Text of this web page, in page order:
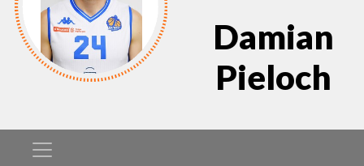
Damian
Pieloch